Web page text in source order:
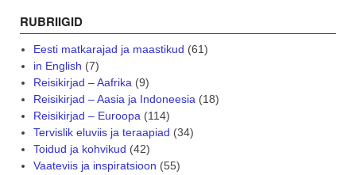
RUBRIIGID
Eesti matkarajad ja maastikud (61)
in English (7)
Reisikirjad – Aafrika (9)
Reisikirjad – Aasia ja Indoneesia (18)
Reisikirjad – Euroopa (114)
Tervislik eluviis ja teraapiad (34)
Toidud ja kohvikud (42)
Vaateviis ja inspiratsioon (55)